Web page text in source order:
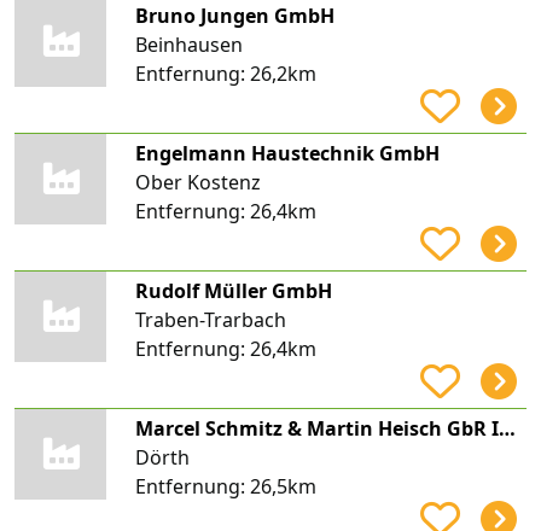
Bruno Jungen GmbH
Beinhausen
Entfernung: 26,2km
Engelmann Haustechnik GmbH
Ober Kostenz
Entfernung: 26,4km
Rudolf Müller GmbH
Traben-Trarbach
Entfernung: 26,4km
Marcel Schmitz & Martin Heisch GbR Installation und Heizungsbau
Dörth
Entfernung: 26,5km